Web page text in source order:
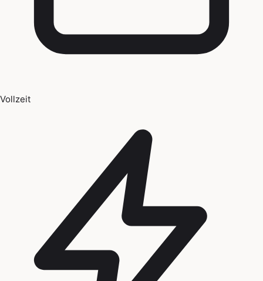
Vollzeit